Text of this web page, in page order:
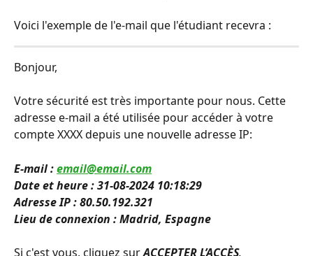
Voici l'exemple de l'e-mail que l'étudiant recevra :
Bonjour,
Votre sécurité est très importante pour nous. Cette
adresse e-mail a été utilisée pour accéder à votre
compte XXXX depuis une nouvelle adresse IP:
E-mail : email@email.com
Date et heure : 31-08-2024 10:18:29
Adresse IP : 80.50.192.321
Lieu de connexion : Madrid, Espagne
Si c'est vous, cliquez sur ACCEPTER L’ACCÈS.